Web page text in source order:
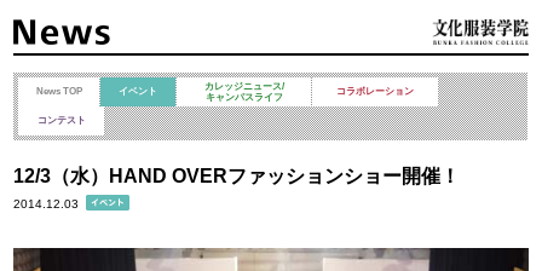
News TOP イベント
カレッジニュース/
キャンパスライフ
コラボレーション
コンテスト
12/3（水）HAND OVERファッションショー開催！
2014.12.03